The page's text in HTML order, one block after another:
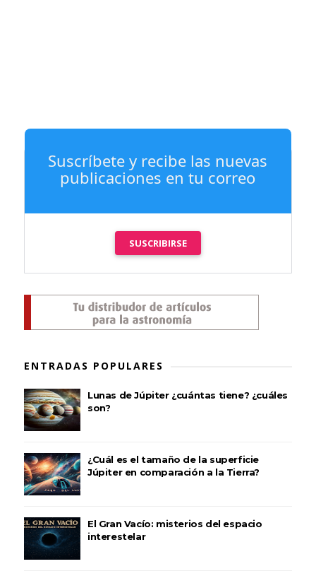
Suscríbete y recibe las nuevas
publicaciones en tu correo
SUSCRIBIRSE
ENTRADAS POPULARES
Lunas de Júpiter ¿cuántas tiene? ¿cuáles
son?
¿Cuál es el tamaño de la superficie
Júpiter en comparación a la Tierra?
El Gran Vacío: misterios del espacio
interestelar